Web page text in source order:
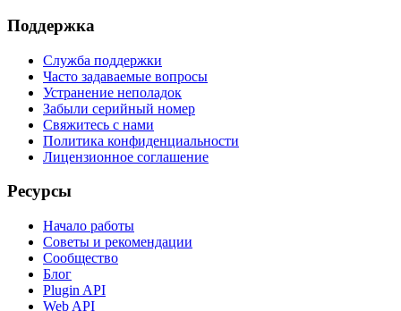
Поддержка
Служба поддержки
Часто задаваемые вопросы
Устранение неполадок
Забыли серийный номер
Свяжитесь с нами
Политика конфиденциальности
Лицензионное соглашение
Ресурсы
Начало работы
Советы и рекомендации
Сообщество
Блог
Plugin API
Web API